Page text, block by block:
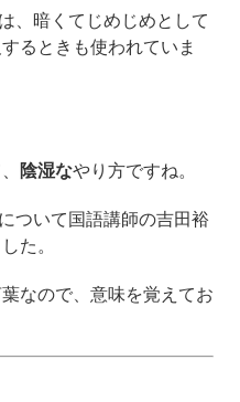
、暗くてじめじめとして
るときも使われていま
陰湿なやり方ですね。
ついて国語講師の吉田裕
た。
なので、意味を覚えてお